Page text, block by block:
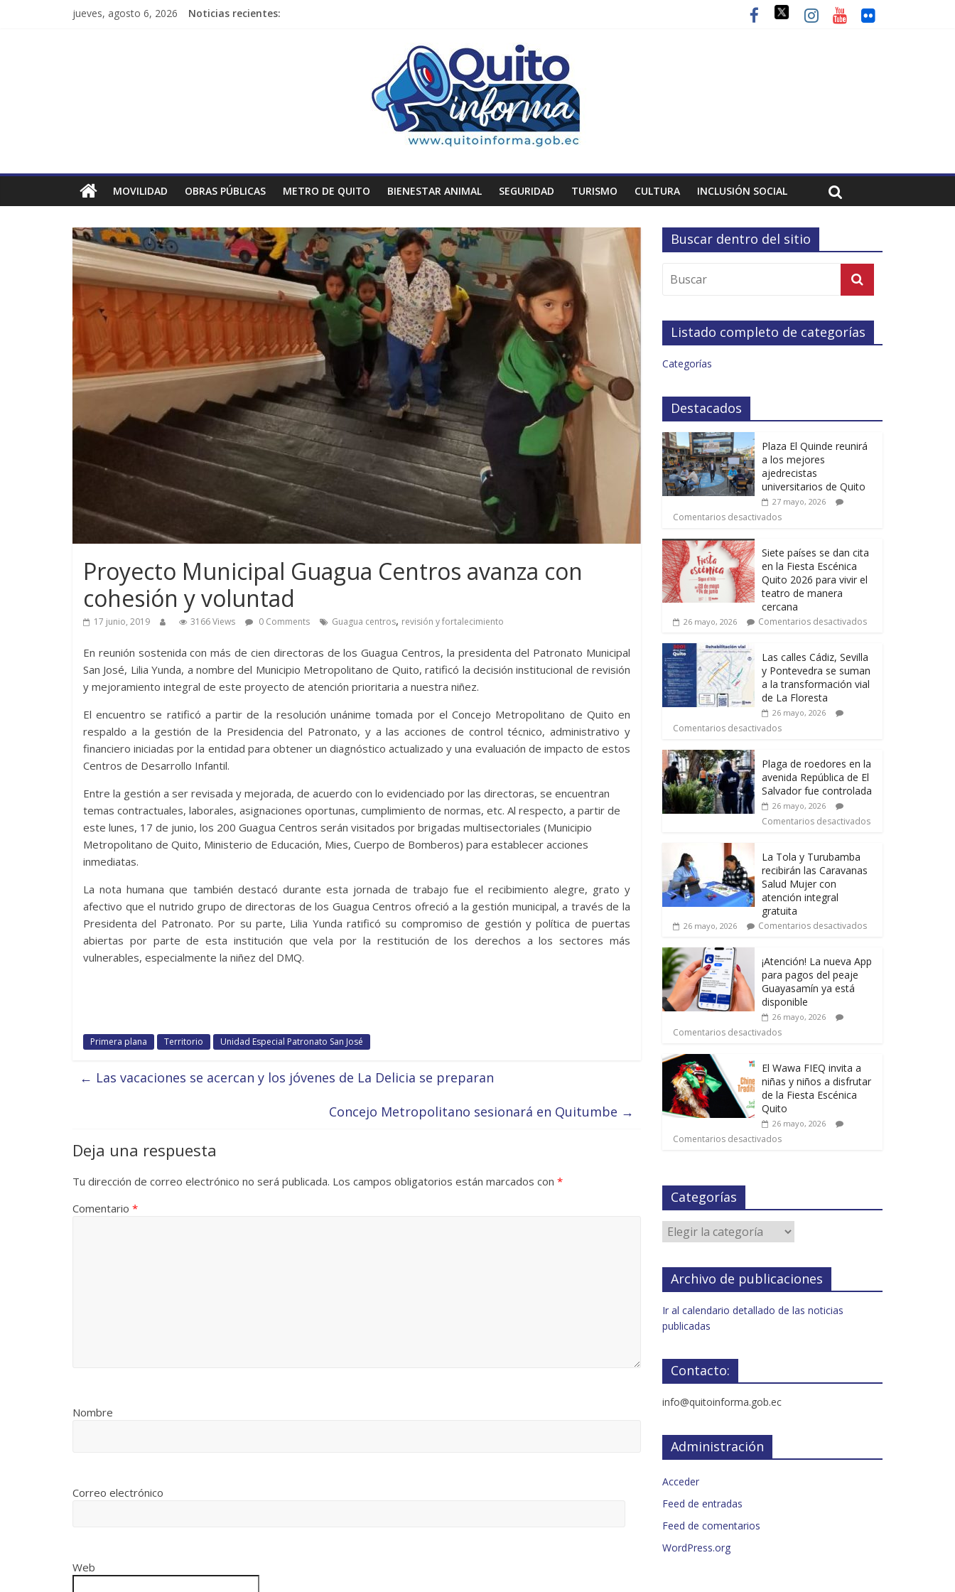
jueves, agosto 6, 2026 Noticias recientes:
MOVILIDAD OBRAS PÚBLICAS METRO DE QUITO BIENESTAR ANIMAL SEGURIDAD TURISMO CULTURA INCLUSIÓN SOCIAL
Proyecto Municipal Guagua Centros avanza con
cohesión y voluntad
17 junio, 2019 3166 Views 0 Comments Guagua centros, revisión y fortalecimiento
En reunión sostenida con más de cien directoras de los Guagua Centros, la presidenta del Patronato Municipal
San José, Lilia Yunda, a nombre del Municipio Metropolitano de Quito, ratificó la decisión institucional de revisión
y mejoramiento integral de este proyecto de atención prioritaria a nuestra niñez.
El encuentro se ratificó a partir de la resolución unánime tomada por el Concejo Metropolitano de Quito en
respaldo a la gestión de la Presidencia del Patronato, y a las acciones de control técnico, administrativo y
financiero iniciadas por la entidad para obtener un diagnóstico actualizado y una evaluación de impacto de estos
Centros de Desarrollo Infantil.
Entre la gestión a ser revisada y mejorada, de acuerdo con lo evidenciado por las directoras, se encuentran
temas contractuales, laborales, asignaciones oportunas, cumplimiento de normas, etc. Al respecto, a partir de
este lunes, 17 de junio, los 200 Guagua Centros serán visitados por brigadas multisectoriales (Municipio
Metropolitano de Quito, Ministerio de Educación, Mies, Cuerpo de Bomberos) para establecer acciones
inmediatas.
La nota humana que también destacó durante esta jornada de trabajo fue el recibimiento alegre, grato y
afectivo que el nutrido grupo de directoras de los Guagua Centros ofreció a la gestión municipal, a través de la
Presidenta del Patronato. Por su parte, Lilia Yunda ratificó su compromiso de gestión y política de puertas
abiertas por parte de esta institución que vela por la restitución de los derechos a los sectores más
vulnerables, especialmente la niñez del DMQ.
Primera plana Territorio Unidad Especial Patronato San José
← Las vacaciones se acercan y los jóvenes de La Delicia se preparan
Concejo Metropolitano sesionará en Quitumbe →
Deja una respuesta
Tu dirección de correo electrónico no será publicada. Los campos obligatorios están marcados con *
Comentario *
Nombre
Correo electrónico
Web
Buscar dentro del sitio
Listado completo de categorías
Categorías
Destacados
Plaza El Quinde reunirá
a los mejores
ajedrecistas
universitarios de Quito
27 mayo, 2026
Comentarios desactivados
Siete países se dan cita
en la Fiesta Escénica
Quito 2026 para vivir el
teatro de manera
cercana
26 mayo, 2026 Comentarios desactivados
Las calles Cádiz, Sevilla
y Pontevedra se suman
a la transformación vial
de La Floresta
26 mayo, 2026
Comentarios desactivados
Plaga de roedores en la
avenida República de El
Salvador fue controlada
26 mayo, 2026
Comentarios desactivados
La Tola y Turubamba
recibirán las Caravanas
Salud Mujer con
atención integral
gratuita
26 mayo, 2026 Comentarios desactivados
¡Atención! La nueva App
para pagos del peaje
Guayasamín ya está
disponible
26 mayo, 2026
Comentarios desactivados
El Wawa FIEQ invita a
niñas y niños a disfrutar
de la Fiesta Escénica
Quito
26 mayo, 2026
Comentarios desactivados
Categorías
Archivo de publicaciones
Ir al calendario detallado de las noticias
publicadas
Contacto:
info@quitoinforma.gob.ec
Administración
Acceder
Feed de entradas
Feed de comentarios
WordPress.org